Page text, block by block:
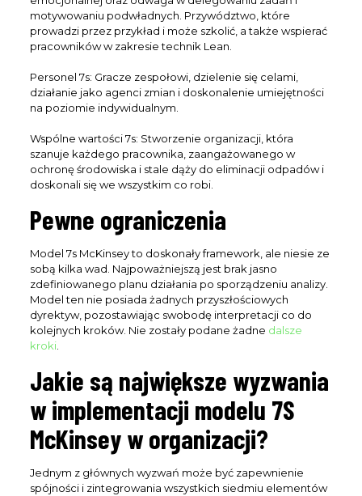
motywowaniu podwładnych. Przywództwo, które
prowadzi przez przykład i może szkolić, a także wspierać
pracowników w zakresie technik Lean.
Personel 7s: Gracze zespołowi, dzielenie się celami,
działanie jako agenci zmian i doskonalenie umiejętności
na poziomie indywidualnym.
Wspólne wartości 7s: Stworzenie organizacji, która
szanuje każdego pracownika, zaangażowanego w
ochronę środowiska i stale dąży do eliminacji odpadów i
doskonali się we wszystkim co robi.
Pewne ograniczenia
Model 7s McKinsey to doskonały framework, ale niesie ze
sobą kilka wad. Najpoważniejszą jest brak jasno
zdefiniowanego planu działania po sporządzeniu analizy.
Model ten nie posiada żadnych przyszłościowych
dyrektyw, pozostawiając swobodę interpretacji co do
kolejnych kroków. Nie zostały podane żadne dalsze
kroki.
Jakie są największe wyzwania
w implementacji modelu 7S
McKinsey w organizacji?
Jednym z głównych wyzwań może być zapewnienie
spójności i zintegrowania wszystkich siedmiu elementów